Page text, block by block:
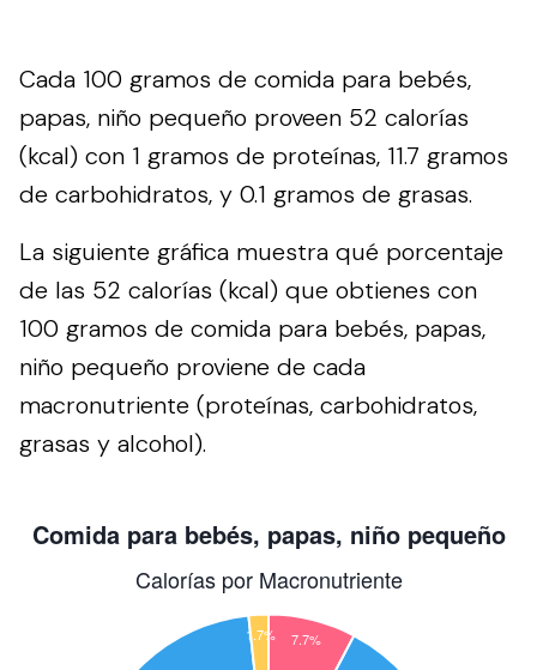
Cada 100 gramos de comida para bebés,
papas, niño pequeño proveen 52 calorías
(kcal) con 1 gramos de proteínas, 11.7 gramos
de carbohidratos, y 0.1 gramos de grasas.
La siguiente gráfica muestra qué porcentaje
de las 52 calorías (kcal) que obtienes con
100 gramos de comida para bebés, papas,
niño pequeño proviene de cada
macronutriente (proteínas, carbohidratos,
grasas y alcohol).